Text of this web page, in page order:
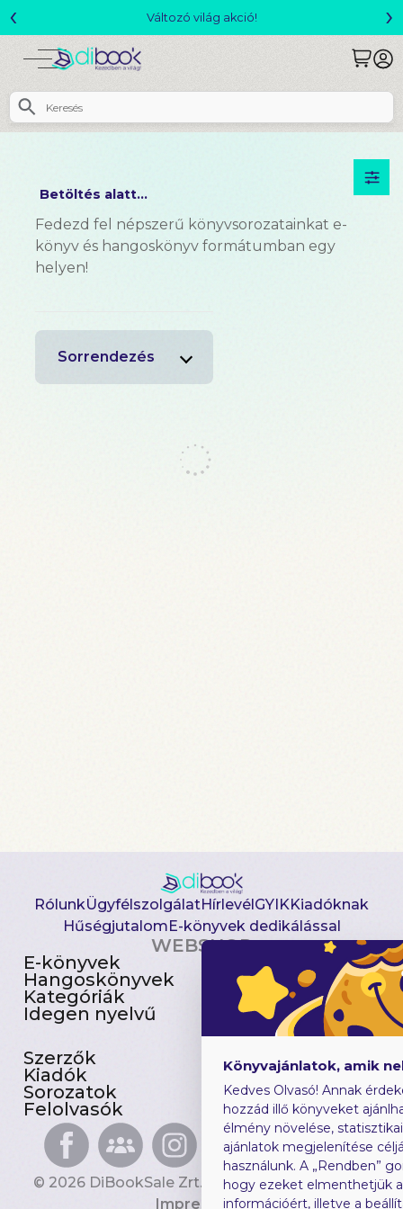
Változó világ akció!
‹ ›
Betöltés alatt...
Fedezd fel népszerű könyvsorozatainkat e-
könyv és hangoskönyv formátumban egy
helyen!
Sorrendezés
RólunkÜgyfélszolgálatHírlevélGYIKKiadóknak
HűségjutalomE-könyvek dedikálással
WEBSHOP
E-könyvek
Hangoskönyvek
Kategóriák
Idegen nyelvű
Csomagajánlatok
Akciósak
Előjegyezhetők
Újdonságok
Szerzők
Kiadók
Sorozatok
Felolvasók
Gyerekkönyvek
Heti toplista
Ajándékutalvány
Blog
© 2026 DiBookSale Zrt. Minden jog fenntartva.
Impresszum
Könyvajánlatok, amik
Kedves Olvasó! Annak
hozzád illő könyveket
élmény növelése,
ajánlatok megjelenítése
használunk. A „Rendben”
hogy ezeket elmenthetjük
információért, illetve a